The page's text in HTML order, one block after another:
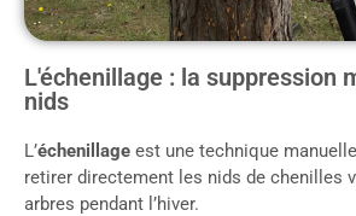
L'échenillage : la suppression
nids
L’échenillage est une technique
retirer directement les nids de chenilles
arbres pendant l’hiver.